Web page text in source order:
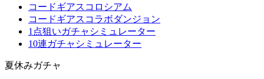
コードギアスコロシアム
コードギアスコラボダンジョン
1点狙いガチャシミュレーター
10連ガチャシミュレーター
夏休みガチャ